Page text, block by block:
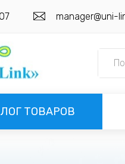
manager@uni-
ТОВАРОВ